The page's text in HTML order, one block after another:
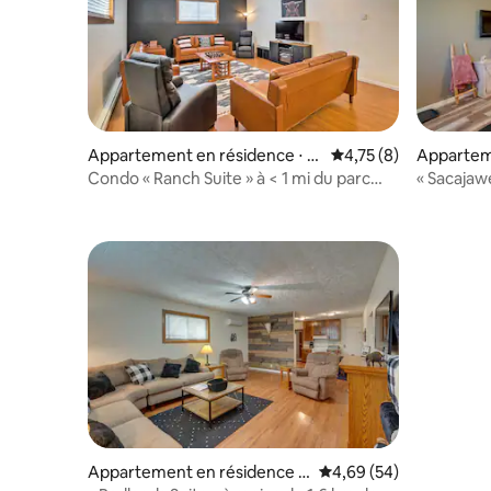
Appartement en résidence ⋅ M
edora
Évaluation moyenne
4,75 (8)
Condo « Ranch Suite » à < 1 mi du parc
Medora
«
Appartement en résidence ⋅
Évaluation moyenne
4,69 (54)